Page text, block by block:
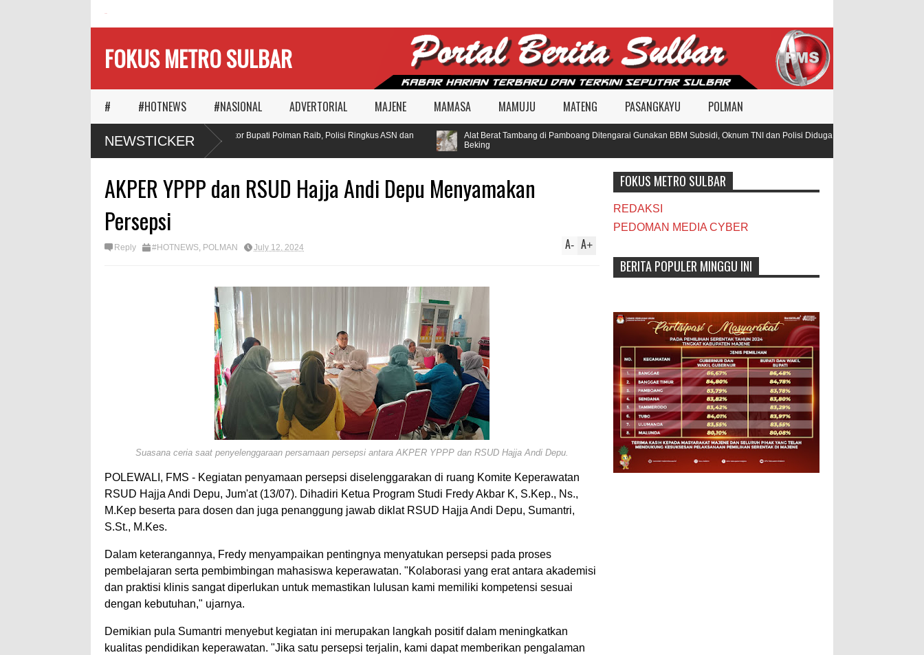
FOKUS METRO SULBAR
# #HOTNEWS #NASIONAL ADVERTORIAL MAJENE MAMASA MAMUJU MATENG PASANGKAYU POLMAN
NEWSTICKERPuluhan AC Kantor Bupati Polman Raib, Polisi Ringkus ASN dan
Penadah
Alat Berat Tambang di Pamboang Ditengarai Gunakan BBM Subsidi, Oknum TNI dan Polisi Diduga Jadi
Beking
AKPER YPPP dan RSUD Hajja Andi Depu Menyamakan
Persepsi
Reply #HOTNEWS, POLMAN July 12, 2024 A+
A-
Suasana ceria saat penyelenggaraan persamaan persepsi antara AKPER YPPP dan RSUD Hajja Andi Depu.
POLEWALI, FMS - Kegiatan penyamaan persepsi diselenggarakan di ruang Komite Keperawatan
RSUD Hajja Andi Depu, Jum'at (13/07). Dihadiri Ketua Program Studi Fredy Akbar K, S.Kep., Ns.,
M.Kep beserta para dosen dan juga penanggung jawab diklat RSUD Hajja Andi Depu, Sumantri,
S.St., M.Kes.
Dalam keterangannya, Fredy menyampaikan pentingnya menyatukan persepsi pada proses
pembelajaran serta pembimbingan mahasiswa keperawatan. "Kolaborasi yang erat antara akademisi
dan praktisi klinis sangat diperlukan untuk memastikan lulusan kami memiliki kompetensi sesuai
dengan kebutuhan," ujarnya.
Demikian pula Sumantri menyebut kegiatan ini merupakan langkah positif dalam meningkatkan
kualitas pendidikan keperawatan. "Jika satu persepsi terjalin, kami dapat memberikan pengalaman
FOKUS METRO SULBAR
REDAKSI
PEDOMAN MEDIA CYBER
BERITA POPULER MINGGU INI